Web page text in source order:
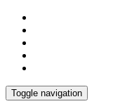
Toggle navigation